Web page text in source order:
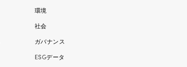
環境
社会
ガバナンス
ESGデータ